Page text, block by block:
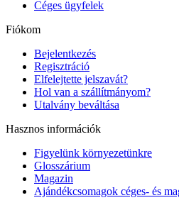
Céges ügyfelek
Fiókom
Bejelentkezés
Regisztráció
Elfelejtette jelszavát?
Hol van a szállítmányom?
Utalvány beváltása
Hasznos információk
Figyelünk környezetünkre
Glosszárium
Magazin
Ajándékcsomagok céges- és